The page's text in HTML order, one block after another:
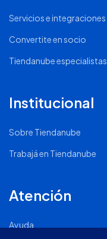
Servicios e integraciones
Convertite en socio
Tiendanube especialistas
Institucional
Sobre Tiendanube
Trabajá en Tiendanube
Atención
Ayuda